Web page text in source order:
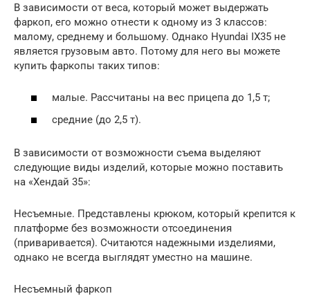
В зависимости от веса, который может выдержать
фаркоп, его можно отнести к одному из 3 классов:
малому, среднему и большому. Однако Нyundai ІХ35 не
является грузовым авто. Потому для него вы можете
купить фаркопы таких типов:
малые. Рассчитаны на вес прицепа до 1,5 т;
средние (до 2,5 т).
В зависимости от возможности съема выделяют
следующие виды изделий, которые можно поставить
на «Хендай 35»:
Несъемные. Представлены крюком, который крепится к
платформе без возможности отсоединения
(приваривается). Считаются надежными изделиями,
однако не всегда выглядят уместно на машине.
Несъемный фаркоп